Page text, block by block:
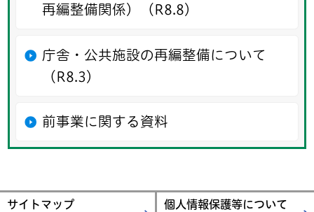
再編整備関係）（R8.8）
庁舎・公共施設の再編整備について
（R8.3）
前事業に関する資料
サイトマップ 個人情報保護等について